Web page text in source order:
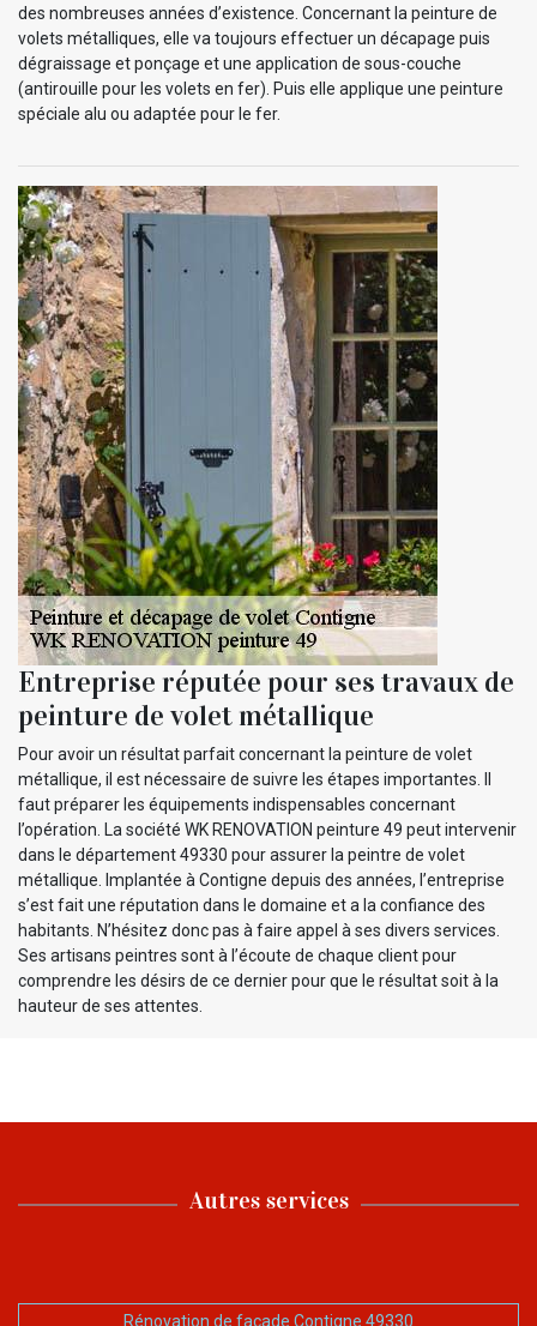
des nombreuses années d’existence. Concernant la peinture de
volets métalliques, elle va toujours effectuer un décapage puis
dégraissage et ponçage et une application de sous-couche
(antirouille pour les volets en fer). Puis elle applique une peinture
spéciale alu ou adaptée pour le fer.
Entreprise réputée pour ses travaux de
peinture de volet métallique
Pour avoir un résultat parfait concernant la peinture de volet
métallique, il est nécessaire de suivre les étapes importantes. Il
faut préparer les équipements indispensables concernant
l’opération. La société WK RENOVATION peinture 49 peut intervenir
dans le département 49330 pour assurer la peintre de volet
métallique. Implantée à Contigne depuis des années, l’entreprise
s’est fait une réputation dans le domaine et a la confiance des
habitants. N’hésitez donc pas à faire appel à ses divers services.
Ses artisans peintres sont à l’écoute de chaque client pour
comprendre les désirs de ce dernier pour que le résultat soit à la
hauteur de ses attentes.
Autres services
Rénovation de façade Contigne 49330